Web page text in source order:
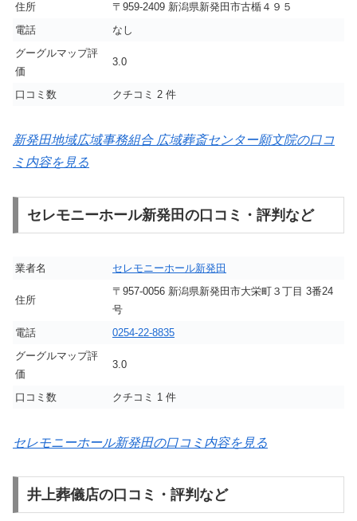
住所
〒959-2409 新潟県新発田市古楯４９５
電話
なし
グーグルマップ評
価
3.0
口コミ数 クチコミ 2 件
新発田地域広域事務組合 広域葬斎センター願文院の口コ
ミ内容を見る
セレモニーホール新発田の口コミ・評判など
業者名 セレモニーホール新発田
住所
〒957-0056 新潟県新発田市大栄町３丁目 3番24
号
電話
0254-22-8835
グーグルマップ評
価
3.0
口コミ数 クチコミ 1 件
セレモニーホール新発田の口コミ内容を見る
井上葬儀店の口コミ・評判など